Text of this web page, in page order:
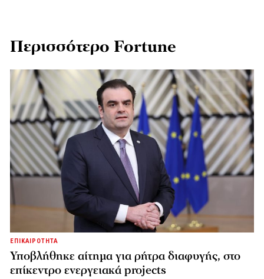
Περισσότερο Fortune
ΕΠΙΚΑΙΡΟΤΗΤΑ
Υποβλήθηκε αίτημα για ρήτρα διαφυγής, στο
επίκεντρο ενεργειακά projects